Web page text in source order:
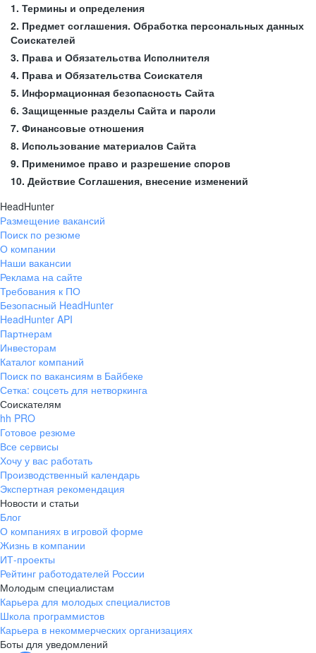
1. Термины и определения
2. Предмет соглашения. Обработка персональных данных
Соискателей
3. Права и Обязательства Исполнителя
4. Права и Обязательства Соискателя
5. Информационная безопасность Сайта
6. Защищенные разделы Сайта и пароли
7. Финансовые отношения
8. Использование материалов Сайта
9. Применимое право и разрешение споров
10. Действие Соглашения, внесение изменений
HeadHunter
Размещение вакансий
Поиск по резюме
О компании
Наши вакансии
Реклама на сайте
Требования к ПО
Безопасный HeadHunter
HeadHunter API
Партнерам
Инвесторам
Каталог компаний
Поиск по вакансиям в Байбеке
Сетка: соцсеть для нетворкинга
Соискателям
hh PRO
Готовое резюме
Все сервисы
Хочу у вас работать
Производственный календарь
Экспертная рекомендация
Новости и статьи
Блог
О компаниях в игровой форме
Жизнь в компании
ИТ-проекты
Рейтинг работодателей России
Молодым специалистам
Карьера для молодых специалистов
Школа программистов
Карьера в некоммерческих организациях
Боты для уведомлений